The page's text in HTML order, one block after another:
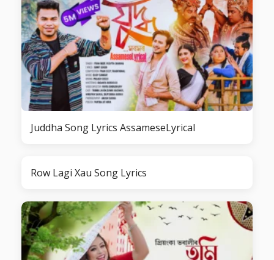
Juddha Song Lyrics AssameseLyrical
Row Lagi Xau Song Lyrics